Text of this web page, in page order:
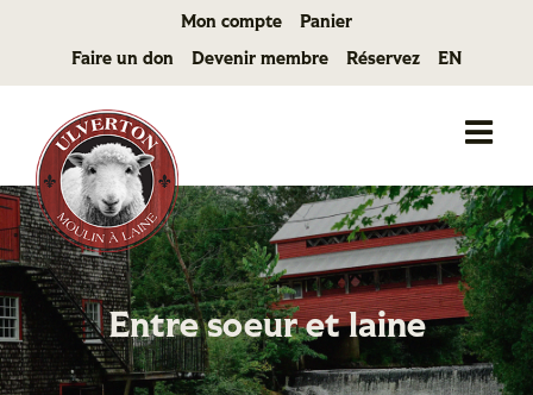
Mon compte Panier
Faire un don Devenir membre Réservez EN
Entre soeur et laine